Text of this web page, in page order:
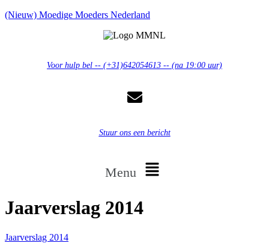
(Nieuw) Moedige Moeders Nederland
Voor hulp bel -- (+31)642054613 -- (na 19:00 uur)
Stuur ons een bericht
Menu
Jaarverslag 2014
Jaarverslag 2014